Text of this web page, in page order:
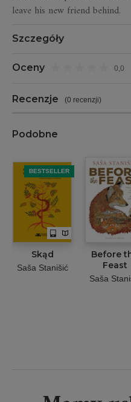
leave his new friend behind.
Szczegóły
Oceny 0,0
Recenzje (0 recenzji)
Podobne
BESTSELLER
Skąd
Saša Stanišić
Before
Feast
Saša